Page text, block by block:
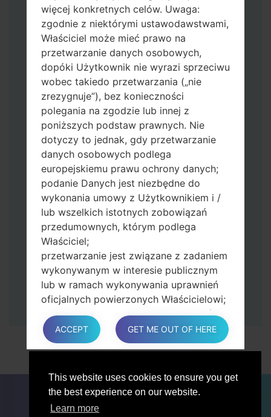
This website uses cookies to ensure you get
the best experience on our website.
Learn more
Naciśnij i przytrzymaj klawisze
zwiększania i zmniejszania głośności,
następnie podłącz kabel USB.
Naciśnij i przytrzymaj klawisz zasilania,
przycisk zmniejszania głośności i klawisz
strony domowej.
Podłącz kabel USB, a następnie naciśnij i
przytrzymaj przycisk Bixby i klawisz
zmniejszania głośności.
Naciśnij i przytrzymaj klawisz zasilania i
przycisk zwiększania głośności.
Następnie podłącz urządzenie do
komputera, Odin powinien wykryć
telefon, a na ekranie pojawi się numer
portu COM.
Podaj tylko czas przywracania ustawień
fabrycznych i automatycznego
ponownego uruchamiania.
Na koniec naciśnij klawisz Start. Twój
telefon uruchomi się ponownie i odłączy
się od komputera.
PORÓWNAJ
więcej konkretnych celów. Uwaga:
zgodnie z niektórymi ustawodawstwami,
Właściciel może mieć prawo na
przetwarzanie danych osobowych,
dopóki Użytkownik nie wyrazi sprzeciwu
wobec takiedo przetwarzania („nie
zrezygnuje”), bez konieczności
polegania na zgodzie lub innej z
poniższych podstaw prawnych. Nie
dotyczy to jednak, gdy przetwarzanie
danych osobowych podlega
europejskiemu prawu ochrony danych;
podanie Danych jest niezbędne do
wykonania umowy z Użytkownikiem i /
lub wszelkich istotnych zobowiązań
przedumownych, którym podlega
Właściciel;
przetwarzanie jest związane z zadaniem
wykonywanym w interesie publicznym
lub w ramach wykonywania uprawnień
oficjalnych powierzonych Właścicielowi;
przetwarzanie jest konieczne do celów
zgodnych z prawem interesów
prowadzonej przez właściciela lub
W każdym przypadku Właściciel z
przyjemnością pomoże wyjaśnić
konkretną podstawę prawną, która ma
ACCEPT GET ME OUT OF HERE